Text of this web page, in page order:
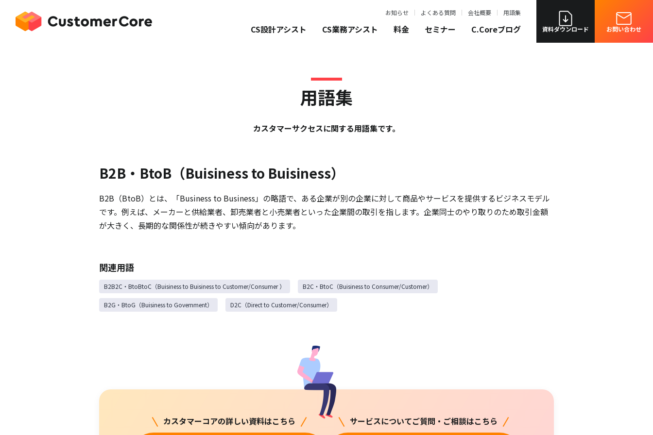
お知らせ よくある質問 会社概要 用語集
CS設計アシスト CS業務アシスト 料金 セミナー C.Coreブログ 資料ダウンロード お問い合わせ
用語集
カスタマーサクセスに関する用語集です。
B2B・BtoB（Buisiness to Buisiness）
B2B（BtoB）とは、「Business to Business」の略語で、ある企業が別の企業に対して商品やサービスを提供するビジネスモデル
です。例えば、メーカーと供給業者、卸売業者と小売業者といった企業間の取引を指します。企業同士のやり取りのため取引金額
が大きく、長期的な関係性が続きやすい傾向があります。
関連用語
B2B2C・BtoBtoC（Buisiness to Buisiness to Customer/Consumer ） B2C・BtoC（Buisiness to Consumer/Customer）
B2G・BtoG（Buisiness to Government） D2C（Direct to Customer/Consumer）
カスタマーコアの詳しい資料はこちら サービスについてご質問・ご相談はこちら